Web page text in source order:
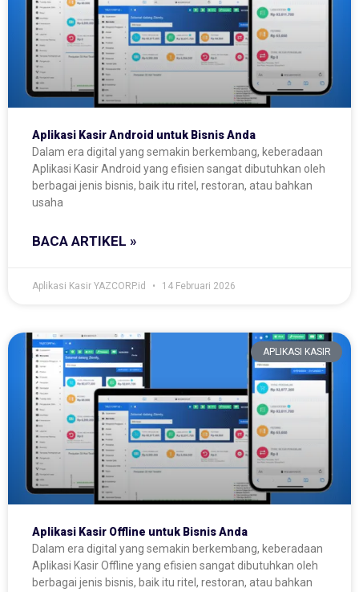
Aplikasi Kasir Android untuk Bisnis Anda
Dalam era digital yang semakin berkembang, keberadaan
Aplikasi Kasir Android yang efisien sangat dibutuhkan oleh
berbagai jenis bisnis, baik itu ritel, restoran, atau bahkan
usaha
BACA ARTIKEL »
Aplikasi Kasir YAZCORP.id 14 Februari 2026
APLIKASI KASIR
Aplikasi Kasir Offline untuk Bisnis Anda
Dalam era digital yang semakin berkembang, keberadaan
Aplikasi Kasir Offline yang efisien sangat dibutuhkan oleh
berbagai jenis bisnis, baik itu ritel, restoran, atau bahkan